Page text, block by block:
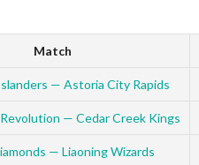
Match
— Astoria City Rapids
— Cedar Creek Kings
— Liaoning Wizards